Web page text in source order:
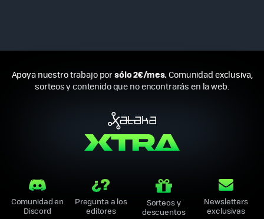
Apoya nuestro trabajo porsólo 2€/mes.Comunidad exclusiva,
sorteos y contenido que no encontrarás en la web.
Comunidad en
Discord
Pregunta a los
editores
Sorteos y
descuentos
Newsletters
exclusivas